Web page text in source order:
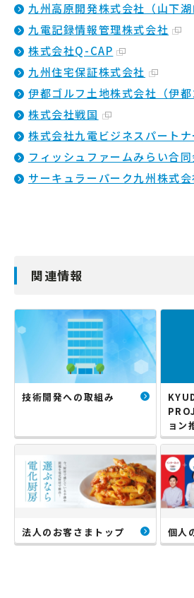
九州高原開発株式会社（山下湖
九電記録情報管理株式会社
株式会社Q-CAP
九州住宅保証株式会社
伊都ゴルフ土地株式会社（伊都
株式会社戦国
株式会社九電ビジネスパートナ
フィッシュファームみらい合
サーキュラーパーク九州株式会
関連情報
技術開発への取組み
ョン
法人のお客さまトップ 個人